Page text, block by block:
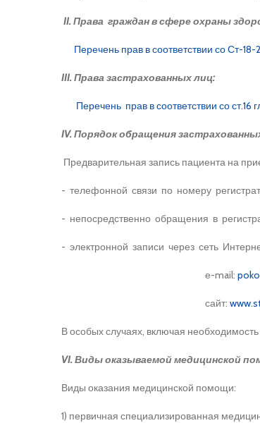
II. Права граждан в сфере охраны
Перечень прав в соответствии со Ст-
III. Права застрахованных лиц:
Перечень прав в соответствии со
IV. Порядок обращения
Предварительная запись пациента на
- телефонной связи по номеру
- непосредственно обращения в
- электронной записи через сеть
е-mail:
сайт:
В особых случаях, включая
VI. Виды оказываемой медицинской
Виды оказания медицинской помощи:
1) первичная специализированная